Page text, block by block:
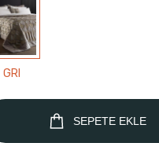
GRI
SEPETE EKLE